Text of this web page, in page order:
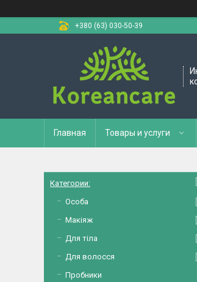
+380 (63) 030-50-39
Главная Товары и услуги
Категории:
Особа
Макіяж
Для тіла
Для волосся
Пробники